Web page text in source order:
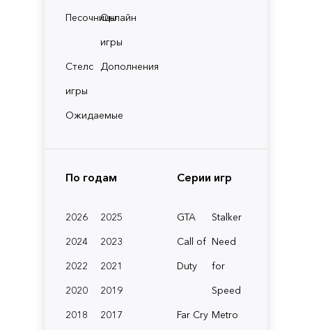
ПесочницыОнлайн
игры
Стелс
игры
Дополнения
Ожидаемые
По годам
2026
2025
2024
2023
2022
2021
2020
2019
2018
2017
Серии игр
GTA
Stalker
Call of
Duty
Need
for
Speed
Far Cry Metro